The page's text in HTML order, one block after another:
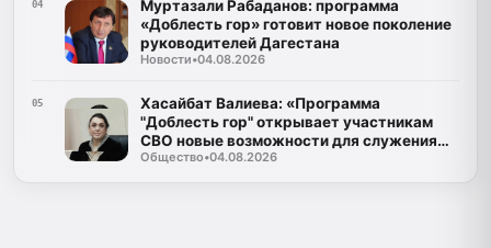
04
Муртазали Рабаданов: программа
«Доблесть гор» готовит новое поколение
руководителей Дагестана
Новости•04.08.2026
05
Хасайбат Валиева: «Программа
"Доблесть гор" открывает участникам
СВО новые возможности для служения
Дагестану»
Общество•04.08.2026